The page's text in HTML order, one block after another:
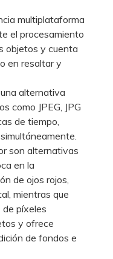
multiplataforma
el procesamiento
objetos y cuenta
en resaltar y
alternativa
como JPEG, JPG
de tiempo,
son alternativas
en la
de ojos rojos,
mientras que
píxeles
y ofrece
de fondos e